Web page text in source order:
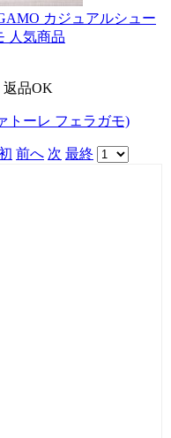
カジュアルシュー
人気商品
返品OK
トーレ フェラガモ)
前へ 次 最終